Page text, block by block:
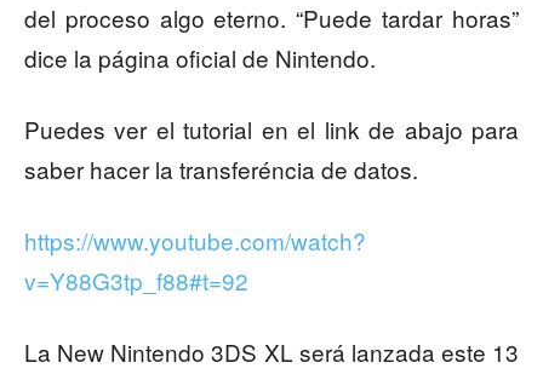
del proceso algo eterno. “Puede tardar horas”
dice la página oficial de Nintendo.
Puedes ver el tutorial en el link de abajo para
saber hacer la transferéncia de datos.
https://www.youtube.com/watch?
v=Y88G3tp_f88#t=92
La New Nintendo 3DS XL será lanzada este 13